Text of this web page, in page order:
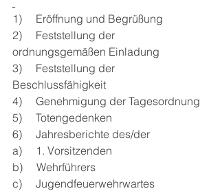
1)     Eröffnung und Begrüßung
2)     Feststellung der
ordnungsgemäßen Einladung
3)     Feststellung der
Beschlussfähigkeit
4)     Genehmigung der Tagesordnung
5)     Totengedenken
6)     Jahresberichte des/der
a)     1. Vorsitzenden
b)     Wehrführers
c)     Jugendfeuerwehrwartes